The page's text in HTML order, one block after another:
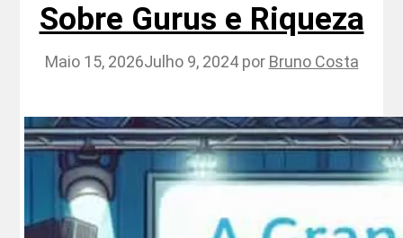
Sobre Gurus e Riqueza
Maio 15, 2026Julho 9, 2024 por Bruno Costa